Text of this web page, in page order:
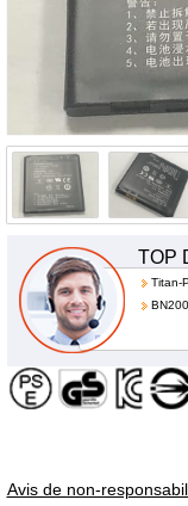
TOP
Titan-
BN200
Avis de non-